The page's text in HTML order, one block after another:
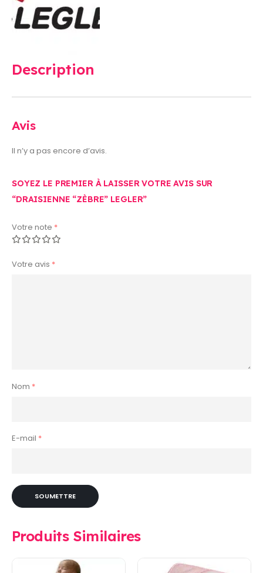
Description
Avis
Il n’y a pas encore d’avis.
SOYEZ LE PREMIER À LAISSER VOTRE AVIS SUR
“DRAISIENNE “ZÈBRE” LEGLER”
Votre note *
Votre avis *
Nom *
E-mail *
Produits Similaires